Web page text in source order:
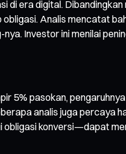
era digital.
Analis mencatat
Investor ini menilai
5% pasokan,
analis juga percaya
konversi—dapat